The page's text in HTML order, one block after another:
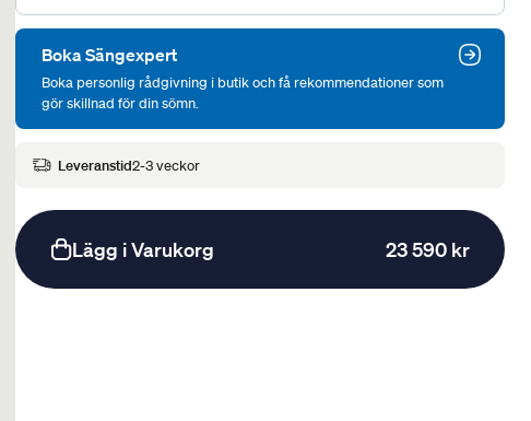
Boka Sängexpert
Boka personlig rådgivning i butik och få rekommendationer som
gör skillnad för din sömn.
Leveranstid2-3 veckor
Lägg i Varukorg 23 590 kr